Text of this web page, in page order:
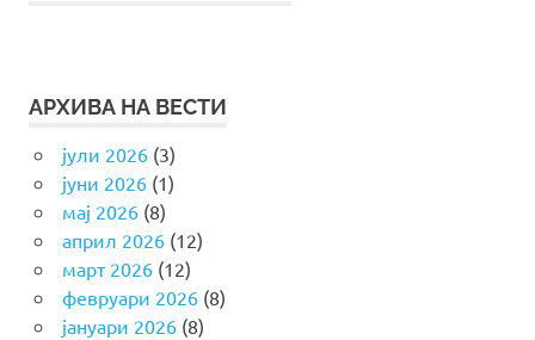
АРХИВА НА ВЕСТИ
јули 2026(3)
јуни 2026(1)
мај 2026(8)
април 2026(12)
март 2026(12)
февруари 2026(8)
јануари 2026(8)